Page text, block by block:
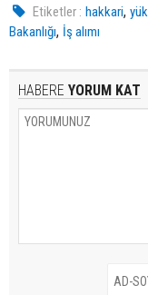
Etiketler : hakkari,
Bakanlığı, İş alımı
HABERE YORUM KAT